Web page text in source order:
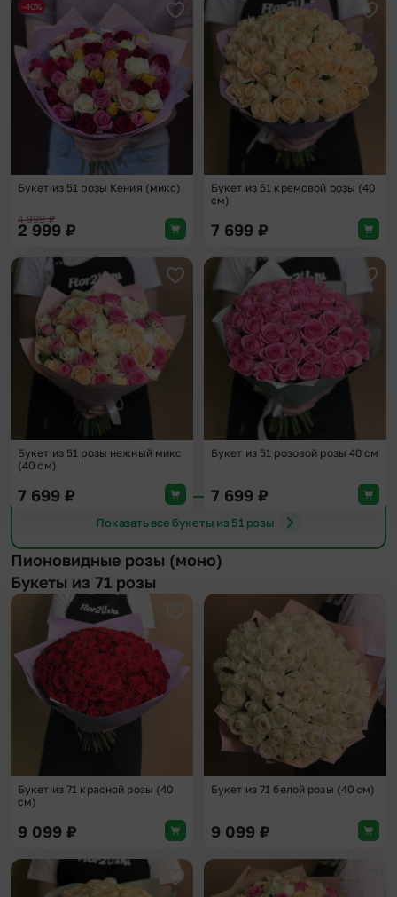
Добавить в избранное
-40%
Букет из 51 розы Кения (микс)
4 999₽
2 999 ₽
Букет из 51 кремовой розы (40
см)
7 699 ₽
Добавить в избранное
Букет из 51 розы нежный микс
(40 см)
7 699 ₽
Букет из 51 розовой розы 40 см
7 699 ₽
Показать все букеты из 51 розы
Пионовидные розы (моно)
Букеты из 71 розы
Добавить в избранное
Букет из 71 красной розы (40
см)
9 099 ₽
Букет из 71 белой розы (40 см)
9 099 ₽